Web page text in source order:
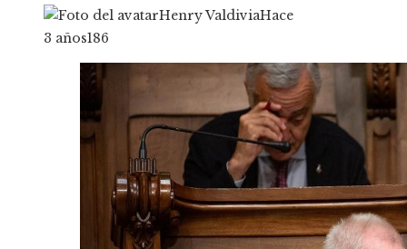
Henry ValdiviaHace
3 años186